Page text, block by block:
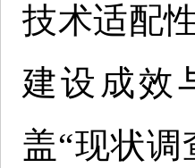
技术适配
建设成效
盖“现状